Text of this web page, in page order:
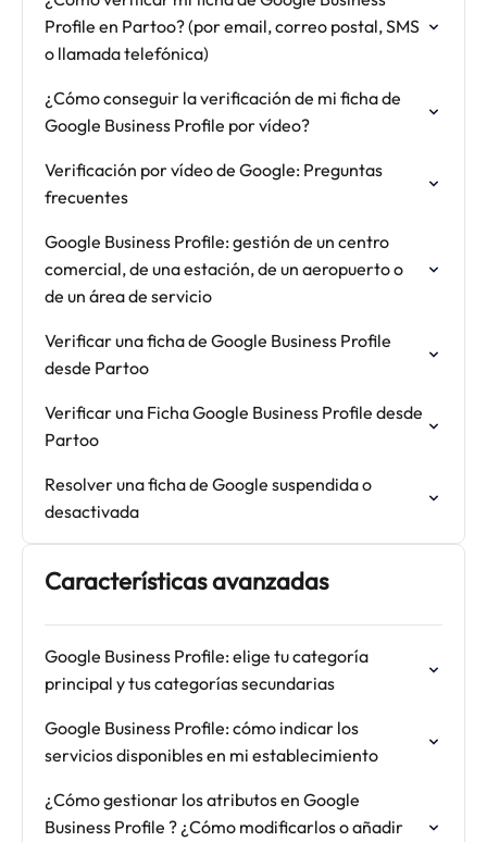
Profile en Partoo? (por email, correo postal, SMS
o llamada telefónica)
¿Cómo conseguir la verificación de mi ficha de
Google Business Profile por vídeo?
Verificación por vídeo de Google: Preguntas
frecuentes
Google Business Profile: gestión de un centro
comercial, de una estación, de un aeropuerto o
de un área de servicio
Verificar una ficha de Google Business Profile
desde Partoo
Verificar una Ficha Google Business Profile desde
Partoo
Resolver una ficha de Google suspendida o
desactivada
Características avanzadas
Google Business Profile: elige tu categoría
principal y tus categorías secundarias
Google Business Profile: cómo indicar los
servicios disponibles en mi establecimiento
¿Cómo gestionar los atributos en Google
Business Profile ? ¿Cómo modificarlos o añadir